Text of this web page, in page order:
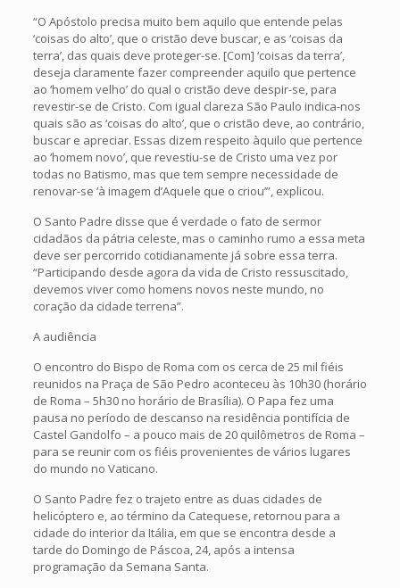
“O Apóstolo precisa muito bem aquilo que entende pelas
‘coisas do alto’, que o cristão deve buscar, e as ‘coisas da
terra’, das quais deve proteger-se. [Com] ‘coisas da terra’,
deseja claramente fazer compreender aquilo que pertence
ao ‘homem velho’ do qual o cristão deve despir-se, para
revestir-se de Cristo. Com igual clareza São Paulo indica-nos
quais são as ‘coisas do alto’, que o cristão deve, ao contrário,
buscar e apreciar. Essas dizem respeito àquilo que pertence
ao ‘homem novo’, que revestiu-se de Cristo uma vez por
todas no Batismo, mas que tem sempre necessidade de
renovar-se ‘à imagem d’Aquele que o criou’”, explicou.
O Santo Padre disse que é verdade o fato de sermor
cidadãos da pátria celeste, mas o caminho rumo a essa meta
deve ser percorrido cotidianamente já sobre essa terra.
“Participando desde agora da vida de Cristo ressuscitado,
devemos viver como homens novos neste mundo, no
coração da cidade terrena”.
A audiência
O encontro do Bispo de Roma com os cerca de 25 mil fiéis
reunidos na Praça de São Pedro aconteceu às 10h30 (horário
de Roma – 5h30 no horário de Brasília). O Papa fez uma
pausa no período de descanso na residência pontifícia de
Castel Gandolfo – a pouco mais de 20 quilômetros de Roma –
para se reunir com os fiéis provenientes de vários lugares
do mundo no Vaticano.
O Santo Padre fez o trajeto entre as duas cidades de
helicóptero e, ao término da Catequese, retornou para a
cidade do interior da Itália, em que se encontra desde a
tarde do Domingo de Páscoa, 24, após a intensa
programação da Semana Santa.